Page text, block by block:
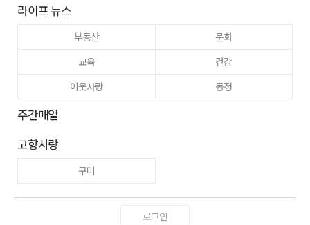
라이프 뉴스
부동산
문화
교육
건강
이웃사랑
동정
주간매일
고향사랑
구미
로그인